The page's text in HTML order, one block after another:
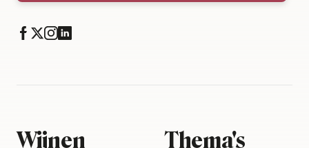
Wijnen Thema's